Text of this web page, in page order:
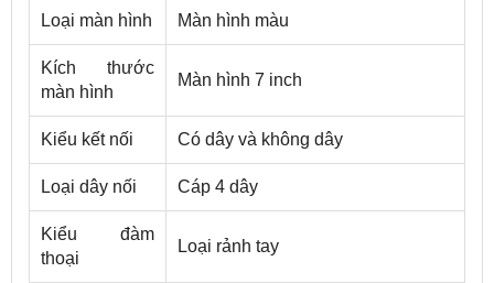
Loại màn hình Màn hình màu
Kích thước
màn hình
Màn hình 7 inch
Kiểu kết nối Có dây và không dây
Loại dây nối Cáp 4 dây
Kiểu đàm
thoại
Loại rảnh tay